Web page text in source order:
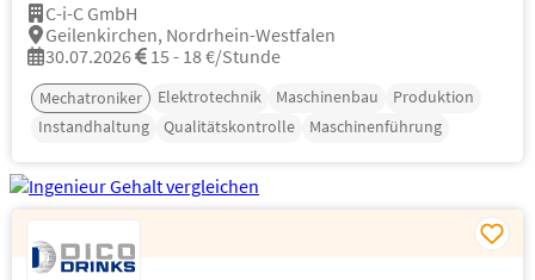
C-i-C GmbH
Geilenkirchen, Nordrhein-Westfalen
30.07.2026
15 - 18 €/Stunde
Mechatroniker Elektrotechnik Maschinenbau
Produktion
Instandhaltung
Qualitätskontrolle Maschinenführung